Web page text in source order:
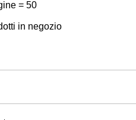
= 50
in negozio